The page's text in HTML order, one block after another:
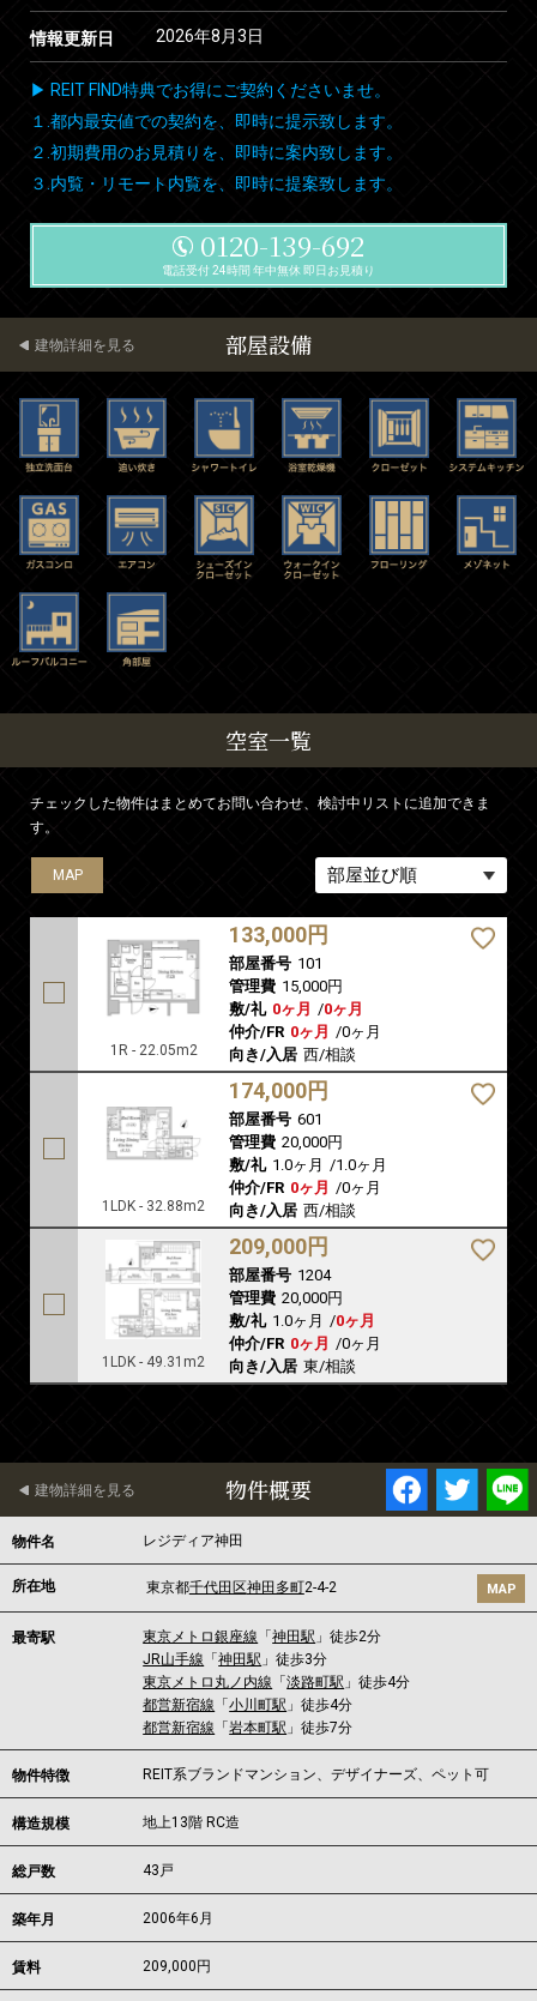
情報更新日 2026年8月3日
▶ REIT FIND特典でお得にご契約くださいませ。
１.都内最安値での契約を、即時に提示致します。
２.初期費用のお見積りを、即時に案内致します。
３.内覧・リモート内覧を、即時に提案致します。
0120-139-692
電話受付 24時間 年中無休 即日お見積り
部屋設備
建物詳細を見る
空室一覧
チェックした物件はまとめてお問い合わせ、検討中リストに追加できま
す。
MAP
1R - 22.05m2
133,000円
部屋番号 101
管理費 15,000円
敷/礼 0ヶ月 /0ヶ月
仲介/FR 0ヶ月 /0ヶ月
向き/入居 西/相談
MAP
1LDK - 32.88m2
174,000円
部屋番号 601
管理費 20,000円
敷/礼 1.0ヶ月 /1.0ヶ月
仲介/FR 0ヶ月 /0ヶ月
向き/入居 西/相談
MAP
1LDK - 49.31m2
209,000円
部屋番号 1204
管理費 20,000円
敷/礼 1.0ヶ月 /0ヶ月
仲介/FR 0ヶ月 /0ヶ月
向き/入居 東/相談
物件概要
建物詳細を見る
物件名 レジディア神田
所在地 東京都千代田区神田多町2-4-2 MAP
最寄駅 東京メトロ銀座線 「神田駅 」徒歩2分
JR山手線 「神田駅 」徒歩3分
東京メトロ丸ノ内線 「淡路町駅 」徒歩4分
都営新宿線 「小川町駅 」徒歩4分
都営新宿線 「岩本町駅 」徒歩7分
物件特徴 REIT系ブランドマンション、デザイナーズ、ペット可
構造規模 地上13階 RC造
総戸数 43戸
築年月 2006年6月
賃料 209,000 円